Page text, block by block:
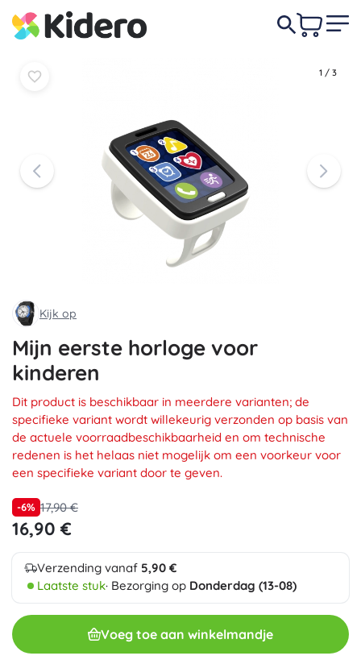
1 / 3
Kijk op
Mijn eerste horloge voor
kinderen
Dit product is beschikbaar in meerdere varianten; de
specifieke variant wordt willekeurig verzonden op basis van
de actuele voorraadbeschikbaarheid en om technische
redenen is het helaas niet mogelijk om een voorkeur voor
een specifieke variant door te geven.
-6% 17,90 €
16,90 €
Verzending vanaf 5,90 €
Laatste stuk· Bezorging op Donderdag (13-08)
Voeg toe aan winkelmandje
-6% 17,90 €
In